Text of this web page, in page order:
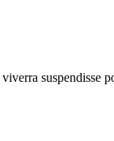
suspendisse